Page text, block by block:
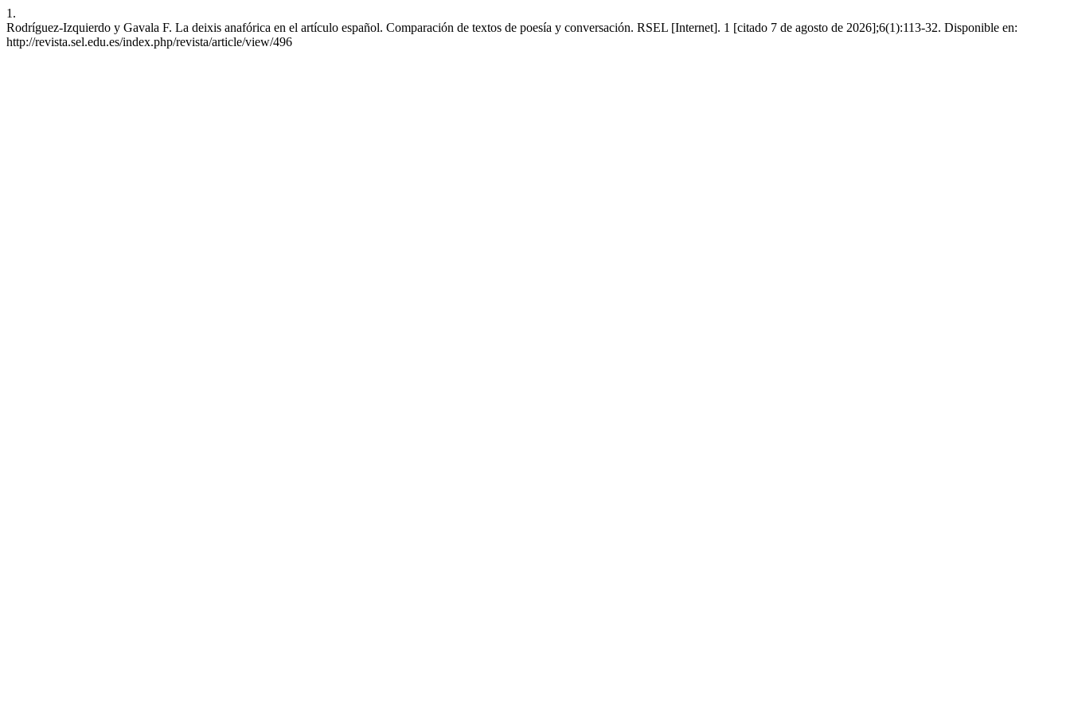
1.
Rodríguez-Izquierdo y Gavala F. La deixis anafórica en el artículo español. Comparación de textos de poesía y conversación. RSEL [Internet]. 1 [citado 7 de agosto de 2026];6(1):113-32. Disponible en:
http://revista.sel.edu.es/index.php/revista/article/view/496